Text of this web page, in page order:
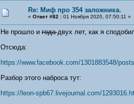
Re: Миф про 354 заложника.
« Ответ #82 :01 Ноября 2020, 07:50:11 »
Не прошло игодадвух лет, как я
Отсюда:
https://www.facebook.com/1301883548/
Разбор этого наброса тут:
https://leon-spb67.livejournal.com/